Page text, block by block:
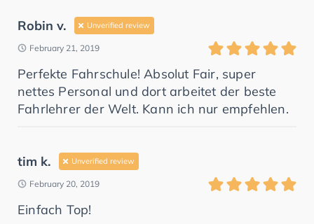
Robin v. Unverified review
February 21, 2019
Perfekte Fahrschule! Absolut Fair, super
nettes Personal und dort arbeitet der beste
Fahrlehrer der Welt. Kann ich nur empfehlen.
tim k. Unverified review
February 20, 2019
Einfach Top!